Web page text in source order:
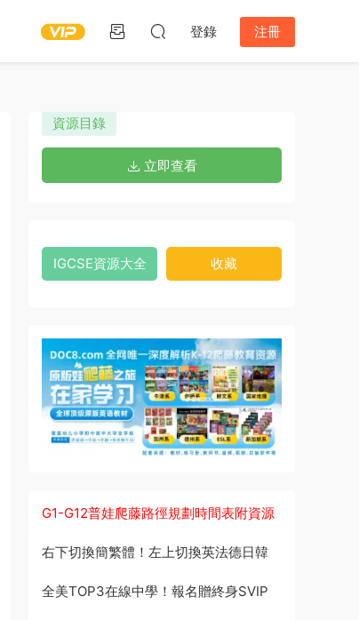
登錄 注冊
資源目錄
立即查看
IGCSE資源大全 收藏
G1-G12普娃爬藤路徑規劃時間表附資源
右下切換簡繁體！左上切換英法德日韓
全美TOP3在線中學！報名贈終身SVIP